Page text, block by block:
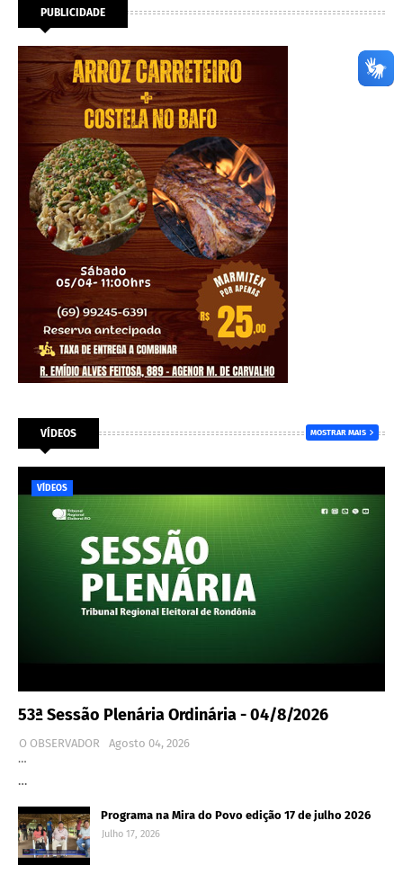
PUBLICIDADE
VÍDEOS MOSTRAR MAIS
VÍDEOS
53ª Sessão Plenária Ordinária - 04/8/2026
O OBSERVADOR
Agosto 04, 2026
…
…
Programa na Mira do Povo edição 17 de julho 2026
Julho 17, 2026